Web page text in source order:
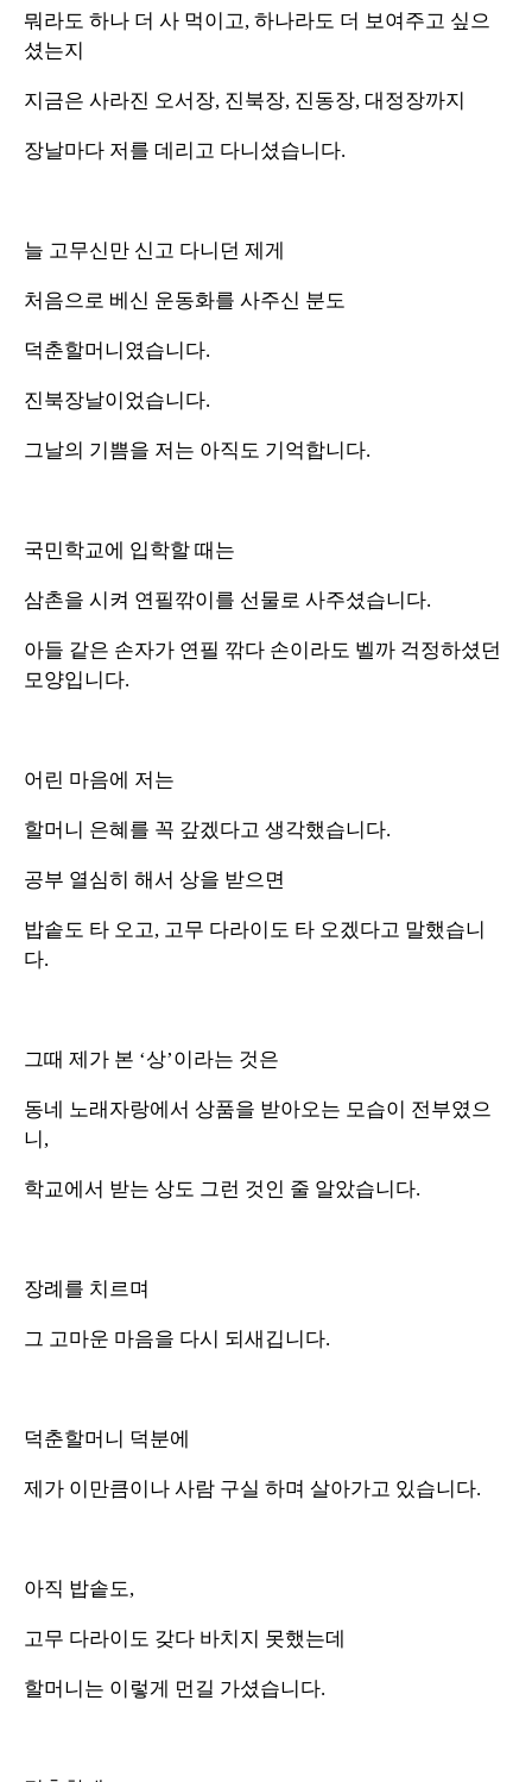
뭐라도 하나 더 사 먹이고, 하나라도 더 보여주고 싶으
셨는지
지금은 사라진 오서장, 진북장, 진동장, 대정장까지
장날마다 저를 데리고 다니셨습니다.
늘 고무신만 신고 다니던 제게
처음으로 베신 운동화를 사주신 분도
덕춘할머니였습니다.
진북장날이었습니다.
그날의 기쁨을 저는 아직도 기억합니다.
국민학교에 입학할 때는
삼촌을 시켜 연필깎이를 선물로 사주셨습니다.
아들 같은 손자가 연필 깎다 손이라도 벨까 걱정하셨던
모양입니다.
어린 마음에 저는
할머니 은혜를 꼭 갚겠다고 생각했습니다.
공부 열심히 해서 상을 받으면
밥솥도 타 오고, 고무 다라이도 타 오겠다고 말했습니
다.
그때 제가 본 ‘상’이라는 것은
동네 노래자랑에서 상품을 받아오는 모습이 전부였으
니,
학교에서 받는 상도 그런 것인 줄 알았습니다.
장례를 치르며
그 고마운 마음을 다시 되새깁니다.
덕춘할머니 덕분에
제가 이만큼이나 사람 구실 하며 살아가고 있습니다.
아직 밥솥도,
고무 다라이도 갖다 바치지 못했는데
할머니는 이렇게 먼길 가셨습니다.